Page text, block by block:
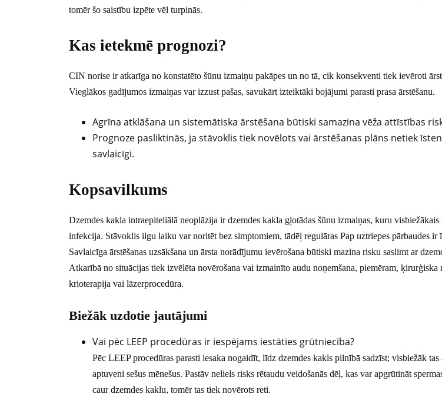
tomēr šo saistību izpēte vēl turpinās.
Kas ietekmē prognozi?
CIN norise ir atkarīga no konstatēto šūnu izmaiņu pakāpes un no tā, cik konsekventi tiek ievēroti
Vieglākos gadījumos izmaiņas var izzust pašas, savukārt izteiktāki bojājumi parasti prasa ārstēšanu.
Agrīna atklāšana un sistemātiska ārstēšana būtiski samazina vēža attīstības
Prognoze pasliktinās, ja stāvoklis tiek novēlots vai ārstēšanas plāns netiek
savlaicīgi.
Kopsavilkums
Dzemdes kakla intraepiteliālā neoplāzija ir dzemdes kakla gļotādas šūnu izmaiņas, kuru
infekcija. Stāvoklis ilgu laiku var noritēt bez simptomiem, tādēļ regulāras Pap uztriepes pārbaudes ir
Savlaicīga ārstēšanas uzsākšana un ārsta norādījumu ievērošana būtiski mazina risku saslimt ar
Atkarībā no situācijas tiek izvēlēta novērošana vai izmainīto audu noņemšana, piemēram, ķirurģiska
krioterapija vai lāzerprocedūra.
Biežāk uzdotie jautājumi
Vai pēc LEEP procedūras ir iespējams iestāties grūtniecība?
Pēc LEEP procedūras parasti iesaka nogaidīt, līdz dzemdes kakls pilnībā sadzīst; visbiežāk tas
aptuveni sešus mēnešus. Pastāv neliels risks rētaudu veidošanās dēļ, kas var apgrūtināt
caur dzemdes kaklu, tomēr tas tiek novērots reti.